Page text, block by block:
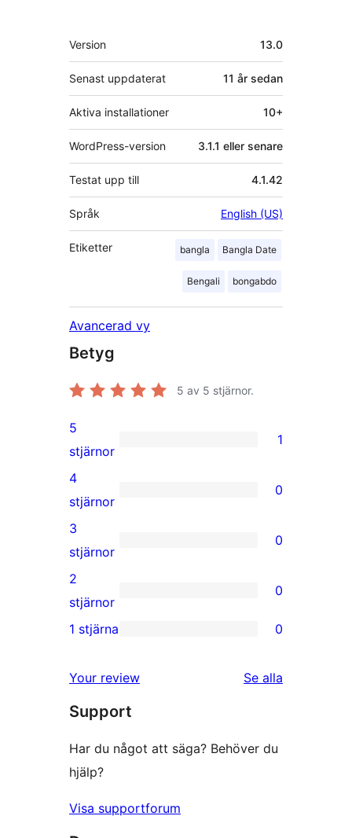
Meta
Version 13.0
Senast uppdaterat 11 år sedan
Aktiva installationer 10+
WordPress-version 3.1.1 eller senare
Testat upp till 4.1.42
Språk English (US)
Etiketter bangla Bangla Date
Bengali bongabdo
Avancerad vy
Betyg
5 av 5 stjärnor.
1
5-
stjärnig
recension
5
stjärnor
1
0
4-
stjärniga
recensioner
4
stjärnor
0
0
3-
stjärniga
recensioner
3
stjärnor
0
0
2-
recensioner
2
stjärnor
0
stjärniga
recensioner
1 stjärna 0
Your review
Se alla
Support
Har du något att säga? Behöver du
hjälp?
Visa supportforum